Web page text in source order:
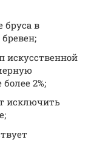
бруса в
искусственной
2%;
исключить